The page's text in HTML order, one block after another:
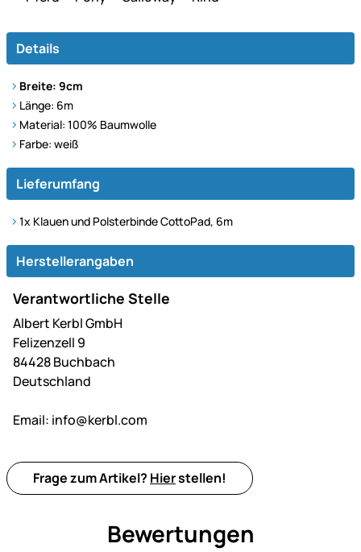
Details
Breite: 9cm
Länge: 6m
Material: 100% Baumwolle
Farbe: weiß
Lieferumfang
1x Klauen und Polsterbinde CottoPad, 6m
Herstellerangaben
Verantwortliche Stelle
Albert Kerbl GmbH
Felizenzell 9
84428 Buchbach
Deutschland
Email: info@kerbl.com
Frage zum Artikel? Hierstellen!
Bewertungen